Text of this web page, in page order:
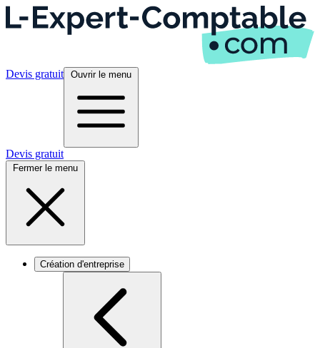
Devis gratuit Ouvrir le menu
Devis gratuit
Fermer le menu
Création d'entreprise